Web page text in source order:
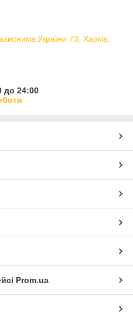
України 73, Харків,
до 24:00
Prom.ua